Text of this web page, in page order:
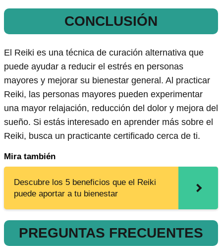
CONCLUSIÓN
El Reiki es una técnica de curación alternativa que
puede ayudar a reducir el estrés en personas
mayores y mejorar su bienestar general. Al practicar
Reiki, las personas mayores pueden experimentar
una mayor relajación, reducción del dolor y mejora del
sueño. Si estás interesado en aprender más sobre el
Reiki, busca un practicante certificado cerca de ti.
Mira también
Descubre los 5 beneficios que el Reiki
puede aportar a tu bienestar
PREGUNTAS FRECUENTES